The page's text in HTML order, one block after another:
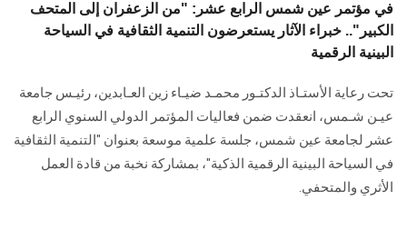
الموظفون
سجل الان
في مؤتمر عين شمس الرابع عشر: "من الزعفران إلى المتحف
الكبير".. خبراء الآثار يستعرضون التنمية الثقافية في السياحة
البينية الرقمية
تحت رعاية الأستـاذ الدكتـور محمـد ضيـاء زين العـابدين، رئيـس جامعة
عيـن شـمس، انعقدت ضمن فعاليات المؤتمر الدولي السنوي الرابع
عشر لجامعة عين شمس، جلسة علمية موسعة بعنوان "التنمية الثقافية
في السياحة البينية الرقمية الذكية"، بمشاركة نخبة من قادة العمل
الأثري والمتحفي.